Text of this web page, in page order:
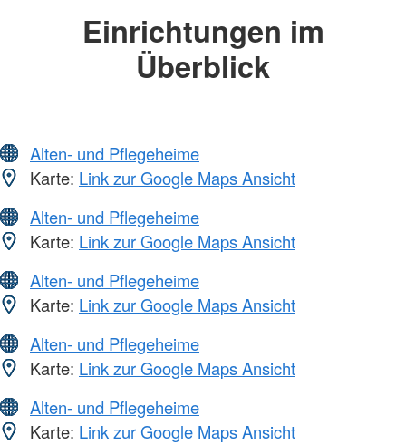
Einrichtungen im
Überblick
Alten- und Pflegeheime
Karte: Link zur Google Maps Ansicht
Alten- und Pflegeheime
Karte: Link zur Google Maps Ansicht
Alten- und Pflegeheime
Karte: Link zur Google Maps Ansicht
Alten- und Pflegeheime
Karte: Link zur Google Maps Ansicht
Alten- und Pflegeheime
Karte: Link zur Google Maps Ansicht